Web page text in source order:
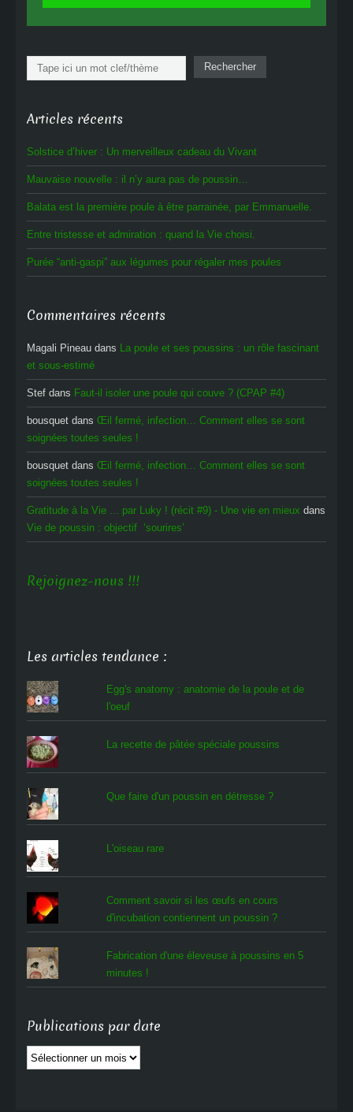
Rechercher Rechercher
Articles récents
Solstice d’hiver : Un merveilleux cadeau du Vivant
Mauvaise nouvelle : il n’y aura pas de poussin…
Balata est la première poule à être parrainée, par Emmanuelle.
Entre tristesse et admiration : quand la Vie choisi.
Purée “anti-gaspi” aux légumes pour régaler mes poules
Commentaires récents
Magali Pineau dans La poule et ses poussins : un rôle fascinant
et sous-estimé
Stef dans Faut-il isoler une poule qui couve ? (CPAP #4)
bousquet dans Œil fermé, infection… Comment elles se sont
soignées toutes seules !
bousquet dans Œil fermé, infection… Comment elles se sont
soignées toutes seules !
Gratitude à la Vie ... par Luky ! (récit #9) - Une vie en mieux dans
Vie de poussin : objectif ‘sourires’
Rejoignez-nous !!!
Les articles tendance :
Egg's anatomy : anatomie de la poule et de
l'oeuf
La recette de pâtée spéciale poussins
Que faire d'un poussin en détresse ?
L'oiseau rare
Comment savoir si les œufs en cours
d'incubation contiennent un poussin ?
Fabrication d'une éleveuse à poussins en 5
minutes !
Publications par date
Publications
par